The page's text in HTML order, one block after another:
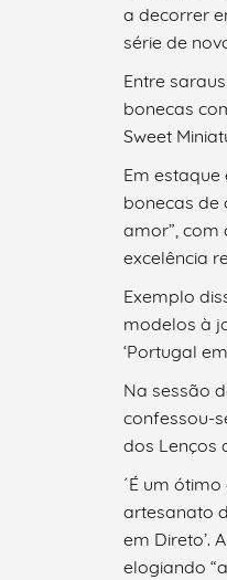
a decorrer
série de
Entre
bonecas
Sweet
Em
bonecas de
amor”, com
excelência
Exemplo
modelos à
‘Portugal
Na sessão
confessou-
dos Lenços
´É um
artesanato
em Direto’.
elogiando